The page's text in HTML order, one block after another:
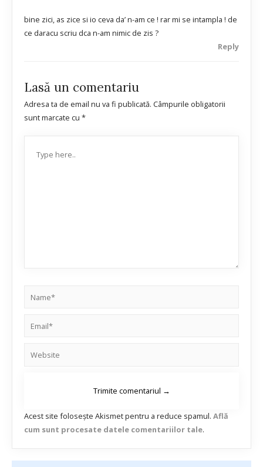
bine zici, as zice si io ceva da’ n-am ce ! rar mi se intampla ! de
ce daracu scriu dca n-am nimic de zis ?
Reply
Lasă un comentariu
Adresa ta de email nu va fi publicată. Câmpurile obligatorii
sunt marcate cu *
Acest site folosește Akismet pentru a reduce spamul. Află
cum sunt procesate datele comentariilor tale.